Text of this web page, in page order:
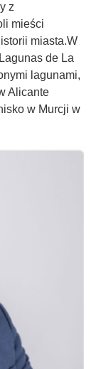
z
mieści
miasta.W
de La
lagunami,
Alicante
w Murcji w